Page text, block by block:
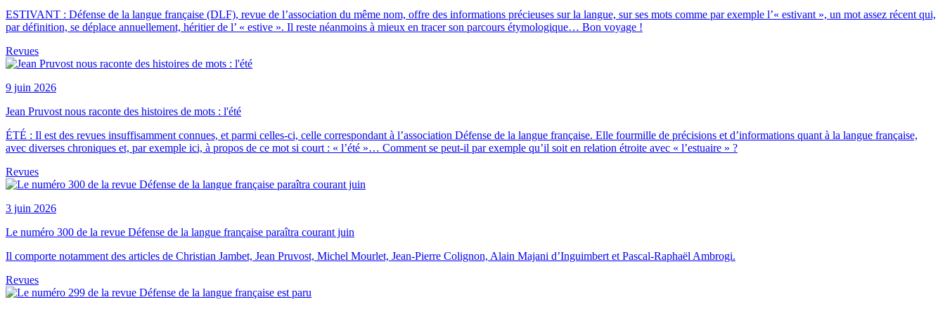
ESTIVANT : Défense de la langue française (DLF), revue de l’association du même nom, offre des informations précieuses sur la langue, sur ses mots comme par exemple l’« estivant », un mot assez récent qui,
par définition, se déplace annuellement, héritier de l’ « estive ». Il reste néanmoins à mieux en tracer son parcours étymologique… Bon voyage !
Revues
9 juin 2026
Jean Pruvost nous raconte des histoires de mots : l'été
ÉTÉ : Il est des revues insuffisamment connues, et parmi celles-ci, celle correspondant à l’association Défense de la langue française. Elle fourmille de précisions et d’informations quant à la langue française,
avec diverses chroniques et, par exemple ici, à propos de ce mot si court : « l’été »… Comment se peut-il par exemple qu’il soit en relation étroite avec « l’estuaire » ?
Revues
3 juin 2026
Le numéro 300 de la revue Défense de la langue française paraîtra courant juin
Il comporte notamment des articles de Christian Jambet, Jean Pruvost, Michel Mourlet, Jean-Pierre Colignon, Alain Majani d’Inguimbert et Pascal-Raphaël Ambrogi.
Revues